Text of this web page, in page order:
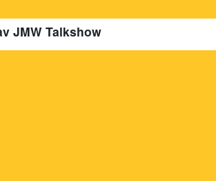
JMW Talkshow